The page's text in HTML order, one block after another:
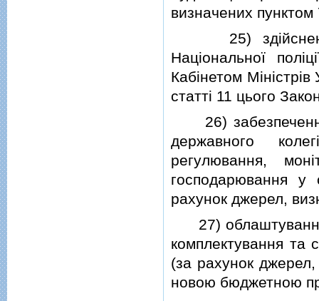
визначених пунктом
25) здiйснення
Нацiональної
Кабiнетом Мiнiстрiв
статтi 11 цього
26)
державного
регулювання,
господарювання у
рахунок джерел,
27) облаштування
комплектування та
(за рахунок
новою бюджетною